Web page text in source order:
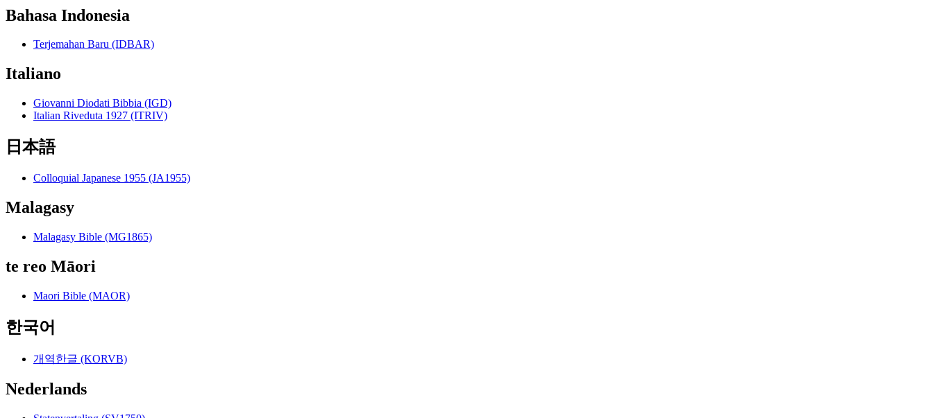
Bahasa Indonesia
Terjemahan Baru (IDBAR)
Italiano
Giovanni Diodati Bibbia (IGD)
Italian Riveduta 1927 (ITRIV)
日本語
Colloquial Japanese 1955 (JA1955)
Malagasy
Malagasy Bible (MG1865)
te reo Māori
Maori Bible (MAOR)
한국어
개역한글 (KORVB)
Nederlands